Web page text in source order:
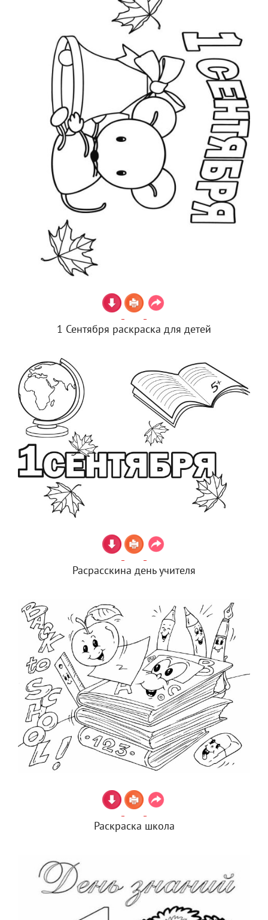
1 Сентября раскраска для детей
Расрасскина день учителя
Раскраска школа